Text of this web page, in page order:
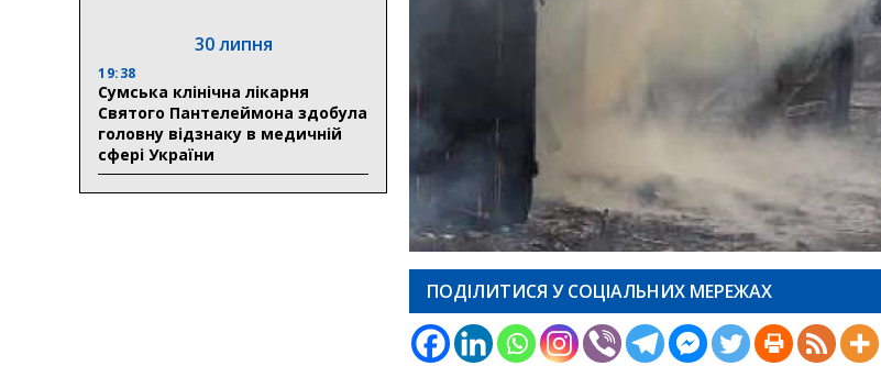
30 липня
19:38
Сумська клінічна лікарня
Святого Пантелеймона здобула
головну відзнаку в медичній
сфері України
ПОДІЛИТИСЯ У СОЦІАЛЬНИХ МЕРЕЖАХ